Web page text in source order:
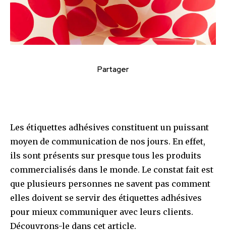
Partager
Les étiquettes adhésives constituent un puissant
moyen de communication de nos jours. En effet,
ils sont présents sur presque tous les produits
commercialisés dans le monde. Le constat fait est
que plusieurs personnes ne savent pas comment
elles doivent se servir des étiquettes adhésives
pour mieux communiquer avec leurs clients.
Découvrons-le dans cet article.